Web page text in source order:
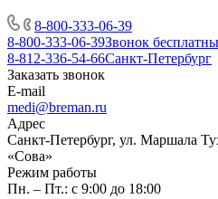
8-800-333-06-39
8-800-333-06-39Звонок
8-812-336-54-66Санкт-Петербург
Заказать звонок
E-mail
medi@breman.ru
Адрес
Санкт-Петербург, ул. Маршала
«Сова»
Режим работы
Пн. – Пт.: с 9:00 до 18:00